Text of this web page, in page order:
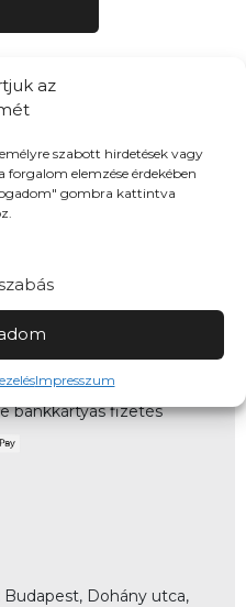
az
szabott hirdetések vagy
elemzése érdekében
gombra kattintva
Impresszum
étlaphoz >
akár elvitelre is
bankkártya, Utánvét
bankkártyás fizetés
Budapest, Dohány utca,